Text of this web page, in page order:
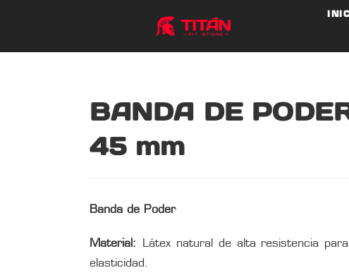
BANDA DE
45 mm
Banda de Poder
Material:
Látex natural de alta resistencia
elasticidad.